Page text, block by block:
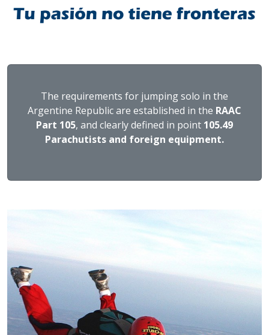
The requirements for jumping solo in the
Argentine Republic are established in the RAAC
Part 105, and clearly defined in point 105.49
Parachutists and foreign equipment.